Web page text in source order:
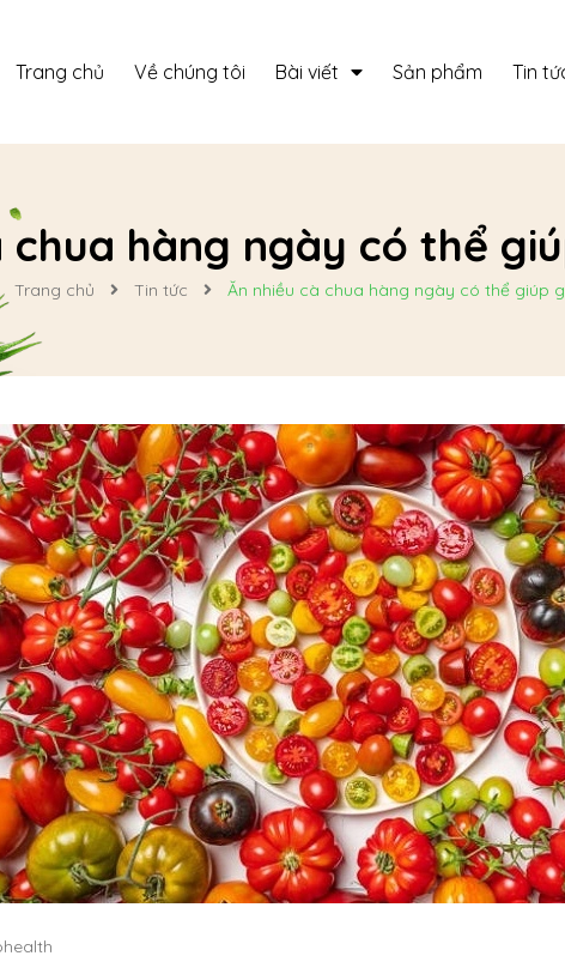
Trang chủ Về chúng tôi Bài viết Sản phẩm Tin
chua hàng ngày có thể
Trang chủ Tin tức Ăn nhiều cà chua hàng ngày có thể giúp